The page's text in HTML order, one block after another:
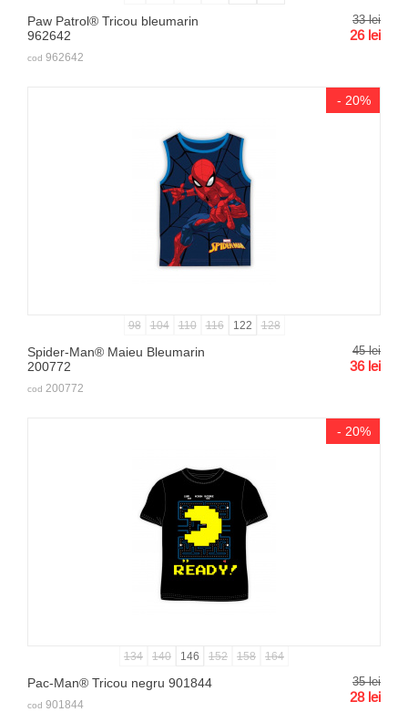
Paw Patrol® Tricou bleumarin
962642
33 lei
26 lei
cod 962642
- 20%
98 104 110 116 122 128
Spider-Man® Maieu Bleumarin
200772
45 lei
36 lei
cod 200772
- 20%
134 140 146 152 158 164
Pac-Man® Tricou negru 901844 35 lei
28 lei
cod 901844